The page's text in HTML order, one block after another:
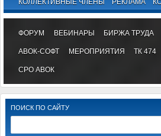
КОЛЛЕКТИВНЫЕ ЧЛЕНЫ РЕКЛАМА
ФОРУМ ВЕБИНАРЫ БИРЖА ТРУДА
АВОК-СОФТ МЕРОПРИЯТИЯ ТК 474
СРО АВОК
ПОИСК ПО САЙТУ